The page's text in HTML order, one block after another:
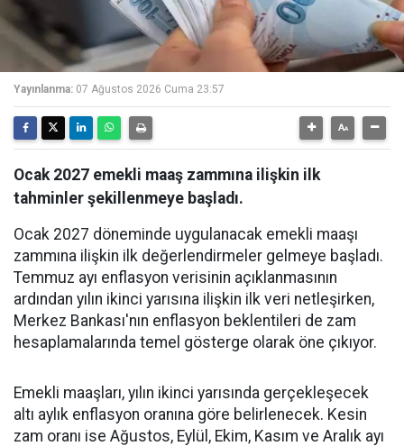
Yayınlanma: 07 Ağustos 2026 Cuma 23:57
Ocak 2027 emekli maaş zammına ilişkin ilk
tahminler şekillenmeye başladı.
Ocak 2027 döneminde uygulanacak emekli maaşı
zammına ilişkin ilk değerlendirmeler gelmeye başladı.
Temmuz ayı enflasyon verisinin açıklanmasının
ardından yılın ikinci yarısına ilişkin ilk veri netleşirken,
Merkez Bankası'nın enflasyon beklentileri de zam
hesaplamalarında temel gösterge olarak öne çıkıyor.
Emekli maaşları, yılın ikinci yarısında gerçekleşecek
altı aylık enflasyon oranına göre belirlenecek. Kesin
zam oranı ise Ağustos, Eylül, Ekim, Kasım ve Aralık ayı